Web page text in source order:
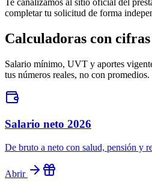
Te canalizamos al sitio oficial del
completar tu solicitud de forma
Calculadoras con
Salario mínimo, UVT y aportes
tus números reales, no con promedios.
Salario neto 2026
De bruto a neto con salud, pensión y
Abrir